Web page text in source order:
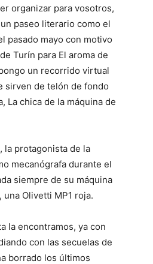
organizar para vosotros,
paseo literario como el
pasado mayo con motivo
Turín para El aroma de
un recorrido virtual
sirven de telón de fondo
La chica de la máquina de
la protagonista de la
mecanógrafa durante el
siempre de su máquina
Olivetti MP1 roja.
la encontramos, ya con
con las secuelas de
borrado los últimos